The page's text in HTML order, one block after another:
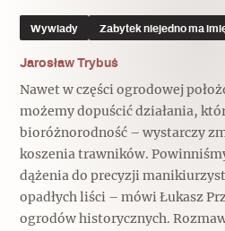
Wywiady Zabytek niejedno ma
Jarosław Trybuś
Nawet w części ogrodowej
możemy dopuścić działania,
bioróżnorodność – wystarczy
koszenia trawników.
dążenia do precyzji
opadłych liści – mówi Łukasz
ogrodów historycznych.